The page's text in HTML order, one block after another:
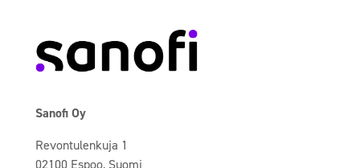
Sanofi Oy
Revontulenkuja 1
02100 Espoo, Suomi